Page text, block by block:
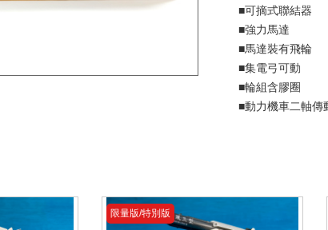
■可摘式聯結器
■強力馬達
■馬達裝有飛輪
■集電弓可動
■輪組含膠圈
■動力機車二軸傳
限量版/特別版